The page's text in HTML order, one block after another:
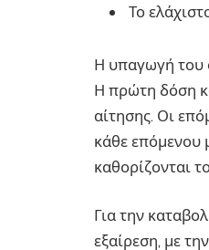
Το
Η υπαγωγή του
Η πρώτη δόση
αίτησης. Οι
κάθε επόμενου
καθορίζονται
Για την
εξαίρεση, με